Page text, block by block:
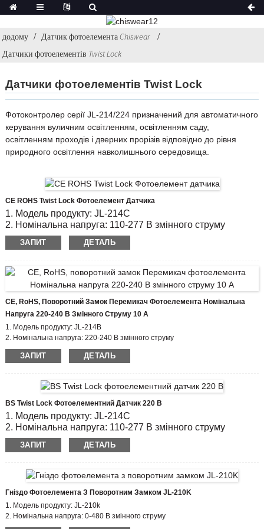
додому
Датчик фотоелемента Chiswear
Датчики фотоелементів Twist Lock
Датчики фотоелементів Twist Lock
Фотоконтролер серії JL-214/224 призначений для автоматичного
керування вуличним освітленням, освітленням саду,
освітленням проходів і дверних прорізів відповідно до рівня
природного освітлення навколишнього середовища.
CE ROHS Twist Lock Фотоелемент Датчика
1. Модель продукту: JL-214C
2. Номінальна напруга: 110-277 В змінного струму
3. Увімк. / ВИМК. Рівень люкса: 6 лк увімк.;Знижка 50 Lx
.Відповідає стандартам: CE, ROHS
ЗАПИТ ДЕТАЛЬ
CE, RoHS, Поворотний Замок Перемикач Фотоелемента Номінальна
Напруга 220-240 В Змінного Струму 10 А
1. Модель продукту: JL-214B
2. Номінальна напруга: 220-240 В змінного струму
3. Увімк. / ВИМК. Рівень люкса: 6 лк увімк.;Знижка 50 Lx
4. Електричний ресурс: 5000
ЗАПИТ ДЕТАЛЬ
BS Twist Lock Фотоелементний Датчик 220 В
1. Модель продукту: JL-214C
2. Номінальна напруга: 110-277 В змінного струму
3. Увімк. / ВИМК. Рівень люкса: 6 лк увімк.;Знижка 50 Lx
4. Електричний ресурс: 5000
ЗАПИТ ДЕТАЛЬ
Гніздо Фотоелемента З Поворотним Замком JL-210K
1. Модель продукту: JL-210k
2. Номінальна напруга: 0-480 В змінного струму
3. Матеріал: ПК